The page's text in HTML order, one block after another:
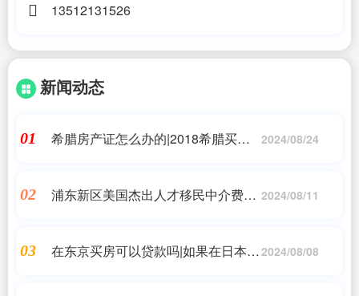
13512131526
新闻动态
01
希腊房产证怎么办的|2018希腊买房
2024/08/24
02
浦东新区美国杰出人才移民中介费用| 2024/08/11
03
在东京买房可以贷款吗|如果在日本东 2024/08/08